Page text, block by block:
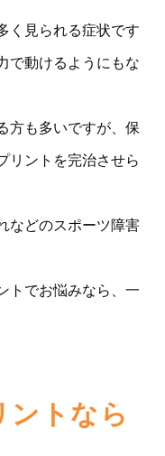
く見られる症状です
で動けるようにもな
方も多いですが、保
リントを完治させら
などのスポーツ障害
トでお悩みなら、一
ントなら